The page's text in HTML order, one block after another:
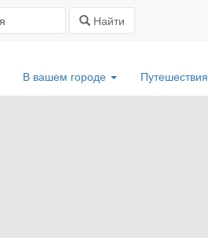
Найти
В вашем городе Путешествия